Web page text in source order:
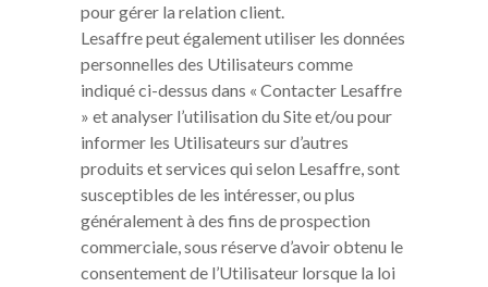
pour gérer la relation client.
Lesaffre peut également utiliser les données
personnelles des Utilisateurs comme
indiqué ci-dessus dans « Contacter Lesaffre
» et analyser l’utilisation du Site et/ou pour
informer les Utilisateurs sur d’autres
produits et services qui selon Lesaffre, sont
susceptibles de les intéresser, ou plus
généralement à des fins de prospection
commerciale, sous réserve d’avoir obtenu le
consentement de l’Utilisateur lorsque la loi